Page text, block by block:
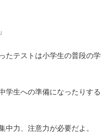
たテストは小学生の普段の学
学生への準備になったりする
中力、注意力が必要だよ。